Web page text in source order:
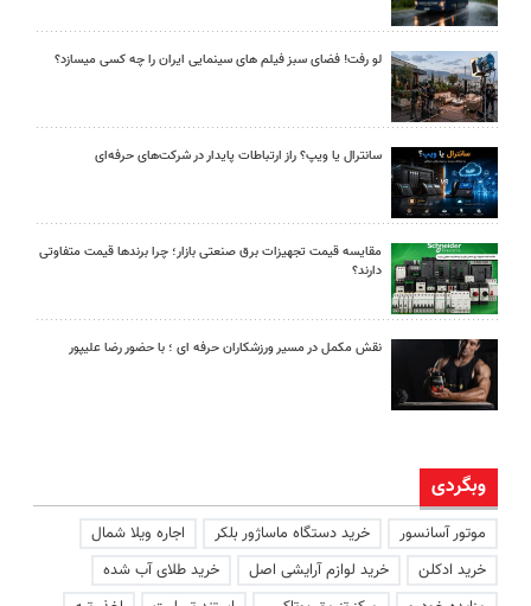
لو رفت! فضای سبز فیلم های سینمایی ایران را چه کسی میسازد؟
سانترال یا ویپ؟ راز ارتباطات پایدار در شرکت‌های حرفه‌ای
مقایسه قیمت تجهیزات برق صنعتی بازار؛ چرا برندها قیمت متفاوتی
دارند؟
نقش مکمل در مسیر ورزشکاران حرفه ای ؛ با حضور رضا علیپور
وبگردی
موتور آسانسور خرید دستگاه ماساژور بلکر
اجاره ویلا شمال
خرید ادکلن
خرید لوازم آرایشی اصل
خرید طلای آب شده